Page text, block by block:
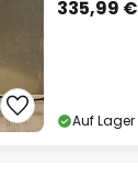
335,99 €
Auf Lager